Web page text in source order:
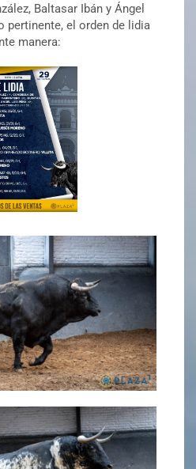
Baltasar Ibán y Ángel
pertinente, el orden de lidia
manera: